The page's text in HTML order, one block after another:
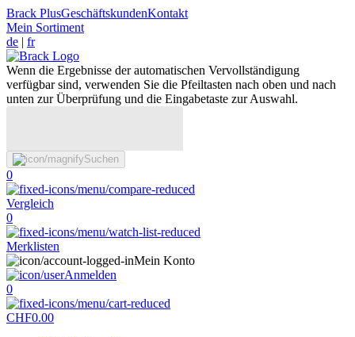
Brack PlusGeschäftskundenKontakt
Mein Sortiment
de | fr
Wenn die Ergebnisse der automatischen Vervollständigung
verfügbar sind, verwenden Sie die Pfeiltasten nach oben und nach
unten zur Überprüfung und die Eingabetaste zur Auswahl.
Suchen
0
Vergleich
0
Merklisten
Mein Konto
Anmelden
0
CHF0.00